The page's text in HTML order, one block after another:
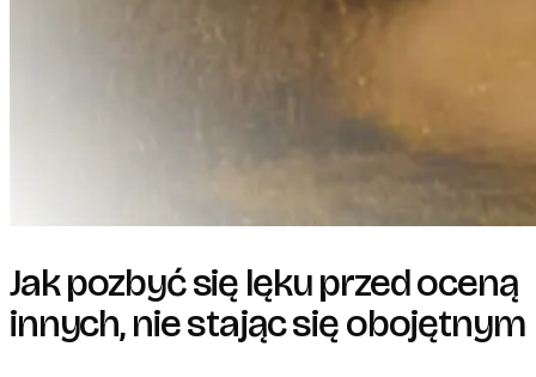
Jak pozbyć się lęku przed oceną
innych, nie stając się obojętnym